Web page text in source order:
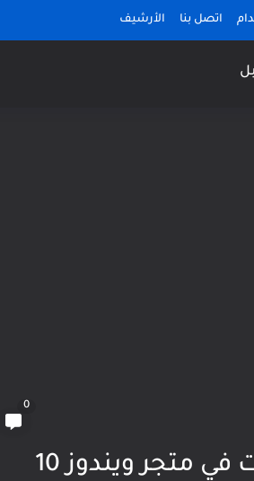
اتصل بنا الأرشيف
0
متجر ويندوز 10